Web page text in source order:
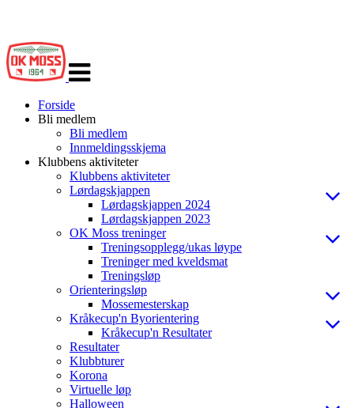
navigasjon
Forside
Bli medlem
Bli medlem
Innmeldingsskjema
Klubbens aktiviteter
Klubbens aktiviteter
Lørdagskjappen
Lørdagskjappen 2024
Lørdagskjappen 2023
OK Moss treninger
Treningsopplegg/ukas løype
Treninger med kveldsmat
Treningsløp
Orienteringsløp
Mossemesterskap
Kråkecup'n Byorientering
Kråkecup'n Resultater
Resultater
Klubbturer
Korona
Virtuelle løp
Halloween